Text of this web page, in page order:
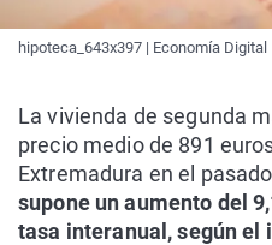
hipoteca_643x397 | Economía Digital
La vivienda de segunda
precio medio de 891
Extremadura en el
supone un aumento del
tasa interanual, según